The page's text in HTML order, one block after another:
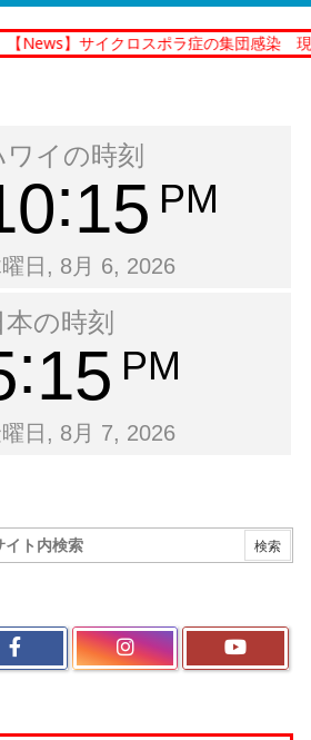
クロスポラ症の集団感染 現在１５の州
ワイの時刻
15 PM
日, 8月 6, 2026
本の時刻
15 PM
日, 8月 7, 2026